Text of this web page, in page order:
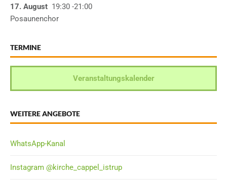
17. August 19:30 -21:00
Posaunenchor
TERMINE
Veranstaltungskalender
WEITERE ANGEBOTE
WhatsApp-Kanal
Instagram @kirche_cappel_istrup